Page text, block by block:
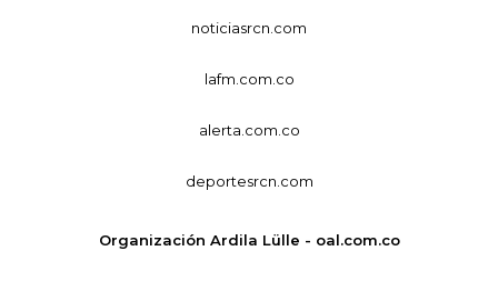
noticiasrcn.com
lafm.com.co
alerta.com.co
deportesrcn.com
Organización Ardila Lülle - oal.com.co